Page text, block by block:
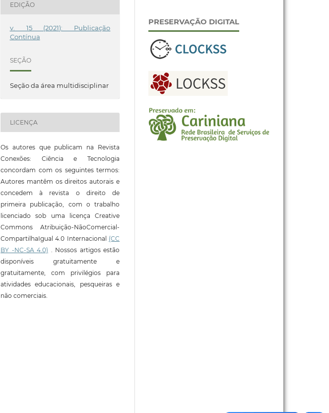
EDIÇÃO
v. 15 (2021): Publicação
Contínua
SEÇÃO
Seção da área multidisciplinar
LICENÇA
Os autores que publicam na Revista
Conexões: Ciência e Tecnologia
concordam com os seguintes termos:
Autores mantêm os direitos autorais e
concedem à revista o direito de
primeira publicação, com o trabalho
licenciado sob uma licença Creative
Commons Atribuição-NãoComercial-
CompartilhaIgual 4.0 Internacional (CC
BY -NC-SA 4.0) . Nossos artigos estão
disponíveis gratuitamente e
gratuitamente, com privilégios para
atividades educacionais, pesqueiras e
não comerciais.
PRESERVAÇÃO DIGITAL